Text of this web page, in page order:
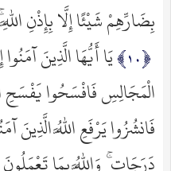
بِضَارِّهِمْ شَيْئًا إِلَّا بِإِذْنِ
يَا أَيُّهَا الَّذِينَ
الْمَجَالِسِ فَافْسَحُوا يَفْسَحِ
فَانشُزُوا يَرْفَعِ اللَّهُ الَّذِينَ
دَرَجَاتٍ ۚ وَاللَّهُ بِمَا